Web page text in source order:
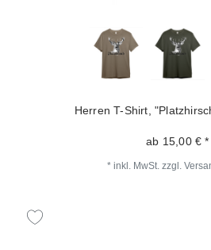
Herren T-Shirt,
ab 15,00 € *
* inkl. MwSt. zzgl.